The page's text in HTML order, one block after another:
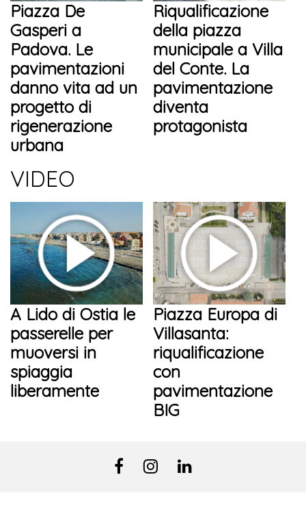
Piazza De
Gasperi a
Padova. Le
pavimentazioni
danno vita ad un
progetto di
rigenerazione
urbana
Riqualificazione
della piazza
municipale a Villa
del Conte. La
pavimentazione
diventa
protagonista
VIDEO
A Lido di Ostia le
passerelle per
muoversi in
spiaggia
liberamente
Piazza Europa di
Villasanta:
riqualificazione
con
pavimentazione
BIG